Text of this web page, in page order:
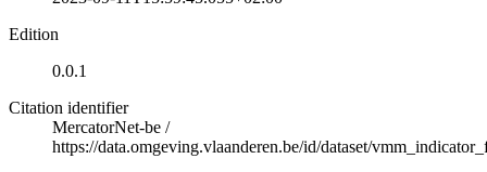
Edition
0.0.1
Citation identifier
MercatorNet-be /
https://data.omgeving.vlaanderen.be/id/dataset/